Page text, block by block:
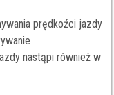
prędkoźci jazdy
nastąpi również w